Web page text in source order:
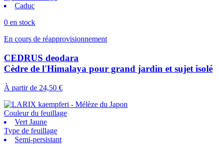
Caduc
0 en stock
En cours de réapprovisionnement
CEDRUS deodara
Cèdre de l'Himalaya pour grand jardin et sujet isolé
À partir de 24,50 €
Couleur du feuillage
Vert Jaune
Type de feuillage
Semi-persistant